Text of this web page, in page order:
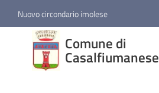
Vai al contenuto
Vai alla navigazione
Vai al footer
Nuovo circondario imolese
Comune di
Casalfiumanese
Comune di
Casalfiumanese